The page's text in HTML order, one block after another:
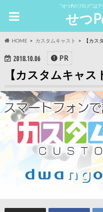
"せつPのブログ"は
せつ
HOME カスタムキャスト 【カス
2018.10.06 PR
【カスタムキャ